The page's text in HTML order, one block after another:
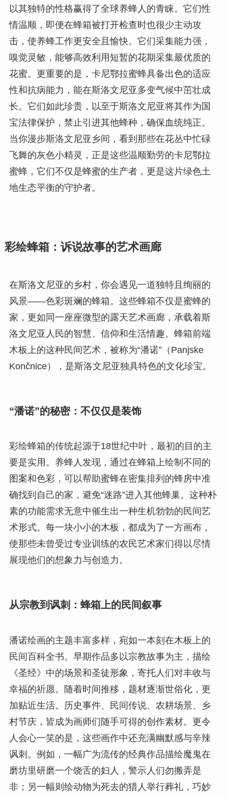
以其独特的性格赢得了全球养蜂人的青睐。它们性
情温顺，即便在蜂箱被打开检查时也很少主动攻
击，使养蜂工作更安全且愉快。它们采集能力强，
嗅觉灵敏，能够高效利用短暂的花期采集最优质的
花蜜。更重要的是，卡尼鄂拉蜜蜂具备出色的适应
性和抗病能力，能在斯洛文尼亚多变气候中茁壮成
长。它们如此珍贵，以至于斯洛文尼亚将其作为国
宝法律保护，禁止引进其他蜂种，确保血统纯正。
当你漫步斯洛文尼亚乡间，看到那些在花丛中忙碌
飞舞的灰色小精灵，正是这些温顺勤劳的卡尼鄂拉
蜜蜂，它们不仅是蜂蜜的生产者，更是这片绿色土
地生态平衡的守护者。
彩绘蜂箱：诉说故事的艺术画廊
在斯洛文尼亚的乡村，你会遇见一道独特且绚丽的
风景——色彩斑斓的蜂箱。这些蜂箱不仅是蜜蜂的
家，更如同一座座微型的露天艺术画廊，承载着斯
洛文尼亚人民的智慧、信仰和生活情趣。蜂箱前端
木板上的这种民间艺术，被称为“潘诺”（Panjske
Končnice），是斯洛文尼亚独具特色的文化珍宝。
“潘诺”的秘密：不仅仅是装饰
彩绘蜂箱的传统起源于18世纪中叶，最初的目的主
要是实用。养蜂人发现，通过在蜂箱上绘制不同的
图案和色彩，可以帮助蜜蜂在密集排列的蜂房中准
确找到自己的家，避免“迷路”进入其他蜂巢。这种朴
素的功能需求无意中催生出一种生机勃勃的民间艺
术形式。每一块小小的木板，都成为了一方画布，
使那些未曾受过专业训练的农民艺术家们得以尽情
展现他们的想象力与创造力。
从宗教到讽刺：蜂箱上的民间叙事
潘诺绘画的主题丰富多样，宛如一本刻在木板上的
民间百科全书。早期作品多以宗教故事为主，描绘
《圣经》中的场景和圣徒形象，寄托人们对丰收与
幸福的祈愿。随着时间推移，题材逐渐世俗化，更
加贴近生活。历史事件、民间传说、农耕场景、乡
村节庆，皆成为画师们随手可得的创作素材。更令
人会心一笑的是，这些画作中还充满幽默感与辛辣
讽刺。例如，一幅广为流传的经典作品描绘魔鬼在
磨坊里研磨一个饶舌的妇人，警示人们勿搬弄是
非；另一幅则绘动物为死去的猎人举行葬礼，巧妙